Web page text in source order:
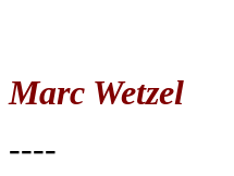
Marc Wetzel
----